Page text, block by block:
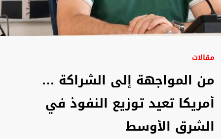
مقالات
من المواجهة إلى الشراكة …
أمريكا تعيد توزيع النفوذ في
الشرق الأوسط